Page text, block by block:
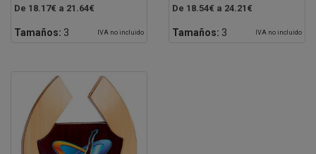
De 18.17€ a 21.64€
Tamaños: 3 IVA no incluido
De 18.54€ a 24.21€
Tamaños: 3 IVA no incluido